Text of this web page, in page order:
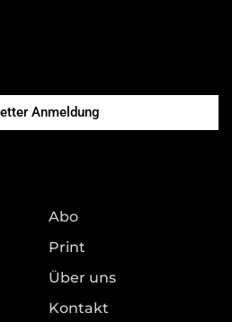
Anmeldung
Abo
Print
Über uns
Kontakt